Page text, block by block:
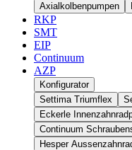
Axialkolbenpumpen
RKP
SMT
EIP
Continuum
AZP
Konfigurator
Settima Triumflex
Eckerle
Continuum
Hesper